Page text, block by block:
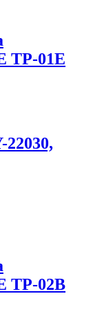
TP-01E
22030,
TP-02B